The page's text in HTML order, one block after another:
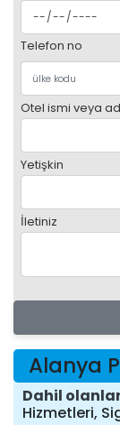
Telefon no
Otel ismi veya
Yetişkin
İletiniz
Alanya
Dahil
Hizmetleri,